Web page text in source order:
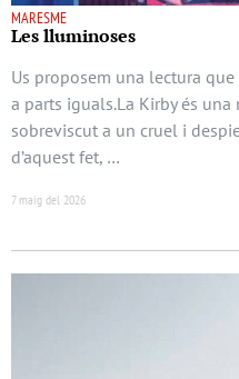
MARESME
Les lluminoses
Us proposem una lectura
a parts iguals.La Kirby és
sobreviscut a un cruel i
d’aquest fet, …
7 maig del 2026